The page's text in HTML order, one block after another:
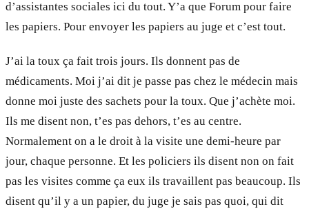
d’assistantes sociales ici du tout. Y’a que Forum pour faire
les papiers. Pour envoyer les papiers au juge et c’est tout.
J’ai la toux ça fait trois jours. Ils donnent pas de
médicaments. Moi j’ai dit je passe pas chez le médecin mais
donne moi juste des sachets pour la toux. Que j’achète moi.
Ils me disent non, t’es pas dehors, t’es au centre.
Normalement on a le droit à la visite une demi-heure par
jour, chaque personne. Et les policiers ils disent non on fait
pas les visites comme ça eux ils travaillent pas beaucoup. Ils
disent qu’il y a un papier, du juge je sais pas quoi, qui dit